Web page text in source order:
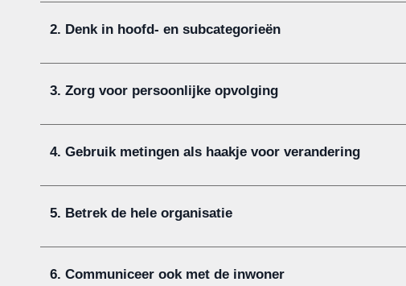
2. Denk in hoofd- en subcategorieën
3. Zorg voor persoonlijke opvolging
4. Gebruik metingen als haakje voor verandering
5. Betrek de hele organisatie
6. Communiceer ook met de inwoner